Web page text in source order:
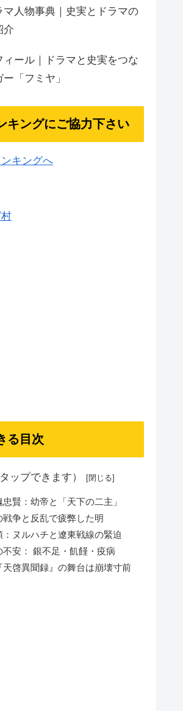
マ人物事典｜史実とドラマの
介
ィール｜ドラマと史実をつな
「フミヤ」
キングにご協力下さい
キングへ
る目次
ップできます）
賢：幼帝と「天下の二主」
戦争と反乱で疲弊した明
：ヌルハチと遼東戦線の緊迫
不安： 銀不足・飢饉・疫病
天啓異聞録』の舞台は崩壊寸前